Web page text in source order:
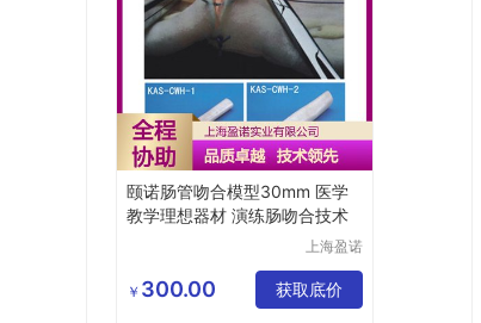
颐诺肠管吻合模型30mm 医学
教学理想器材 演练肠吻合技术
上海盈诺
公司
￥ 300.00 获取底价